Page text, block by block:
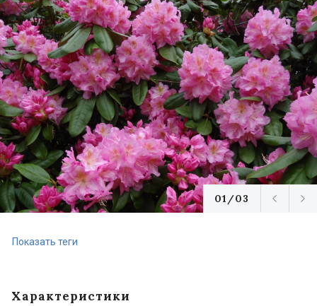
01/03
Показать теги
Характеристики